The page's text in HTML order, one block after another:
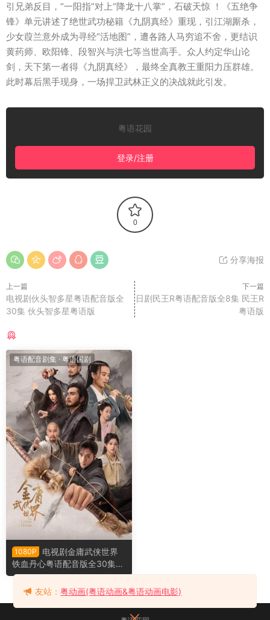
引兄弟反目，“一阳指”对上“降龙十八掌”，石破天惊 ！《五绝争
锋》单元讲述了绝世武功秘籍《九阴真经》重现，引江湖厮杀，
少女葭兰意外成为寻经“活地图”，遭各路人马穷追不舍，更结识
黄药师、欧阳锋、段智兴与洪七等当世高手。众人约定华山论
剑，天下第一者得《九阴真经》，最终全真教王重阳力压群雄。
此时幕后黑手现身，一场捍卫武林正义的决战就此引发。
粤语花园
登录/注册
0
分享海报
上一篇
电视剧伙头智多星粤语配音版全
30集 伙头智多星粤语版
下一篇
日剧民王R粤语配音版全8集 民王R
粤语版
粤语配音剧集 · 粤语国剧
1080P
电视剧金庸武侠世界
铁血丹心粤语配音版全30集
射雕英雄传之铁血丹心粤语版
友站：粤动画(粤语动画&粤语动画电影)